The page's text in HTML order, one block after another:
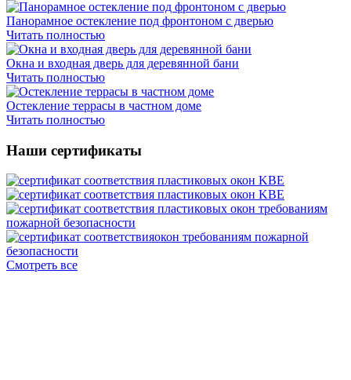
Панорамное остекление под фронтоном с дверью
Читать полностью
Окна и входная дверь для деревянной бани
Читать полностью
Остекление террасы в частном доме
Читать полностью
Наши сертификаты
Смотреть все